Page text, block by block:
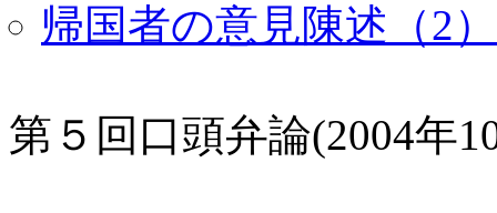
帰国者の意見陳述（2）
第５回口頭弁論(2004年